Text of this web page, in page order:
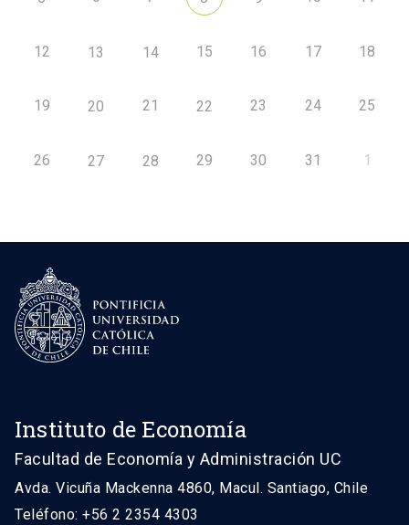
12 13 14 15 16 17 18
19 20 21 22 23 24 25
26 27 28 29 30 31 1
Instituto de Economía
Facultad de Economía y Administración UC
Avda. Vicuña Mackenna 4860, Macul. Santiago, Chile
Teléfono: +56 2 2354 4303